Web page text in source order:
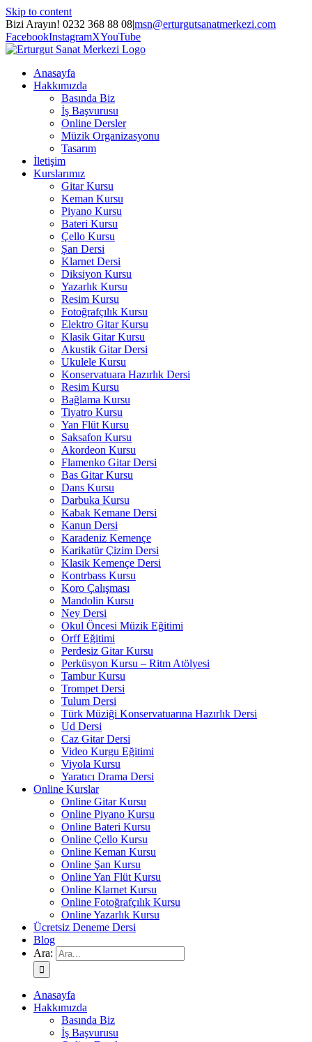
Skip to content
Bizi Arayın! 0232 368 88 08|msn@erturgutsanatmerkezi.com
FacebookInstagramXYouTube
Anasayfa
Hakkımızda
Basında Biz
İş Başvurusu
Online Dersler
Müzik Organizasyonu
Tasarım
İletişim
Kurslarımız
Gitar Kursu
Keman Kursu
Piyano Kursu
Bateri Kursu
Çello Kursu
Şan Dersi
Klarnet Dersi
Diksiyon Kursu
Yazarlık Kursu
Resim Kursu
Fotoğrafçılık Kursu
Elektro Gitar Kursu
Klasik Gitar Kursu
Akustik Gitar Dersi
Ukulele Kursu
Konservatuara Hazırlık Dersi
Resim Kursu
Bağlama Kursu
Tiyatro Kursu
Yan Flüt Kursu
Saksafon Kursu
Akordeon Kursu
Flamenko Gitar Dersi
Bas Gitar Kursu
Dans Kursu
Darbuka Kursu
Kabak Kemane Dersi
Kanun Dersi
Karadeniz Kemençe
Karikatür Çizim Dersi
Klasik Kemençe Dersi
Kontrbass Kursu
Koro Çalışması
Mandolin Kursu
Ney Dersi
Okul Öncesi Müzik Eğitimi
Orff Eğitimi
Perdesiz Gitar Kursu
Perküsyon Kursu – Ritm Atölyesi
Tambur Kursu
Trompet Dersi
Tulum Dersi
Türk Müziği Konservatuarına Hazırlık Dersi
Ud Dersi
Caz Gitar Dersi
Video Kurgu Eğitimi
Viyola Kursu
Yaratıcı Drama Dersi
Online Kurslar
Online Gitar Kursu
Online Piyano Kursu
Online Bateri Kursu
Online Çello Kursu
Online Keman Kursu
Online Şan Kursu
Online Yan Flüt Kursu
Online Klarnet Kursu
Online Fotoğrafçılık Kursu
Online Yazarlık Kursu
Ücretsiz Deneme Dersi
Blog
Ara:
Anasayfa
Hakkımızda
Basında Biz
İş Başvurusu